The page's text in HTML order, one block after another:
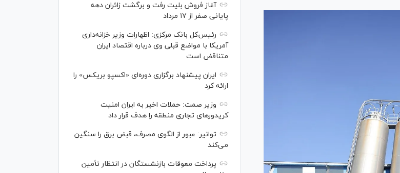
آغاز فروش بلیت رفت و برگشت زائران دهه
پایانی صفر از ۱۷ مرداد
رئیس‌کل بانک مرکزی: اظهارات وزیر خزانه‌داری
آمریکا با مواضع قبلی وی درباره اقتصاد ایران
متناقض است
ایران پیشنهاد برگزاری دوره‌ای «اکسپو بریکس» را
ارائه کرد
وزیر صمت: حملات اخیر به ایران امنیت
کریدورهای تجاری منطقه را هدف قرار داد
توانیر: عبور از الگوی مصرف، قبض برق را سنگین
می‌کند
پرداخت معوقات بازنشستگان در انتظار تأمین